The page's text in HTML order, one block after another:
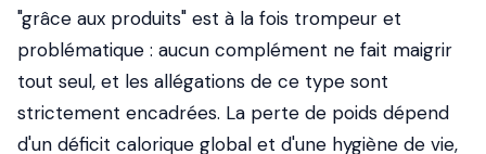
"grâce aux produits" est à la fois trompeur et
problématique : aucun complément ne fait maigrir
tout seul, et les allégations de ce type sont
strictement encadrées. La perte de poids dépend
d'un déficit calorique global et d'une hygiène de vie,